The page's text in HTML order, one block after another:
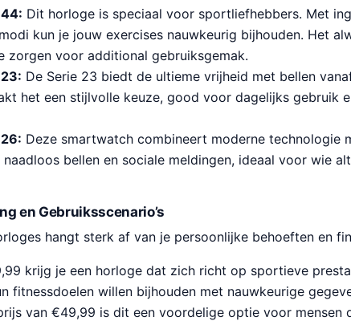
Dit horloge is speciaal voor sportliefhebbers. Met
kun je jouw exercises nauwkeurig bijhouden. Het
zorgen voor additional gebruiksgemak.
De Serie 23 biedt de ultieme vrijheid met bellen
het een stijlvolle keuze, good voor dagelijks gebruik
Deze smartwatch combineert moderne technologie
bellen en sociale meldingen, ideaal voor wie
en Gebruiksscenario’s
hangt sterk af van je persoonlijke behoeften en
krijg je een horloge dat zich richt op sportieve
fitnessdoelen willen bijhouden met nauwkeurige
van €49,99 is dit een voordelige optie voor mensen